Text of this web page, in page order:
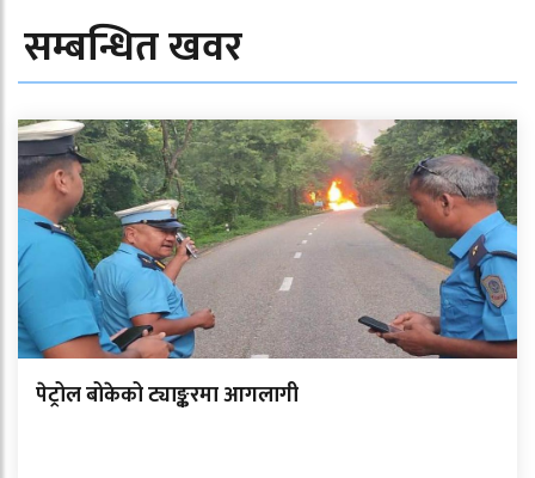
सम्बन्धित खवर
पेट्रोल बोकेको ट्याङ्करमा आगलागी